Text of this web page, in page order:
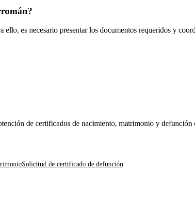
?
es necesario presentar los documentos requeridos y
de certificados de nacimiento, matrimonio y defunción
Solicitud de certificado de defunción